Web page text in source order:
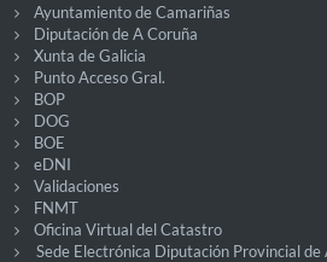
Ayuntamiento de Camariñas
Diputación de A Coruña
Xunta de Galicia
Punto Acceso Gral.
BOP
DOG
BOE
eDNI
Validaciones
FNMT
Oficina Virtual del Catastro
Sede Electrónica Diputación Provincial de